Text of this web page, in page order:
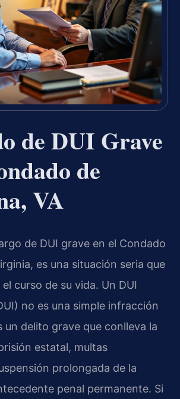
de DUI Grave
de
VA
de DUI grave en el Condado
es una situación seria que
curso de su vida. Un DUI
no es una simple infracción
delito grave que conlleva la
estatal, multas
prolongada de la
penal permanente. Si